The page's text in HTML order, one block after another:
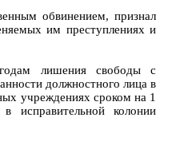
обвинением, признал
им преступлениях и
лишения свободы с
должностного лица в
учреждениях сроком на 1
исправительной колонии